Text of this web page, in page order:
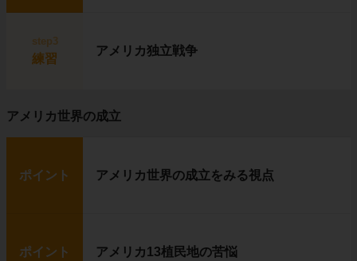
step3
練習
アメリカ独立戦争
アメリカ世界の成立
ポイント アメリカ世界の成立をみる視点
ポイント アメリカ13植民地の苦悩